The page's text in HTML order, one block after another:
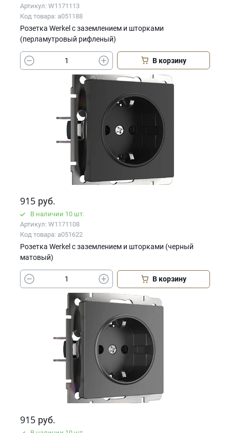
Артикул: W1171113
Код товара: a051188
Розетка Werkel с заземлением и шторками
(перламутровый рифленый)
В корзину
915 руб.
В наличии 10 шт.
Артикул: W1171108
Код товара: a051622
Розетка Werkel с заземлением и шторками (черный
матовый)
В корзину
915 руб.